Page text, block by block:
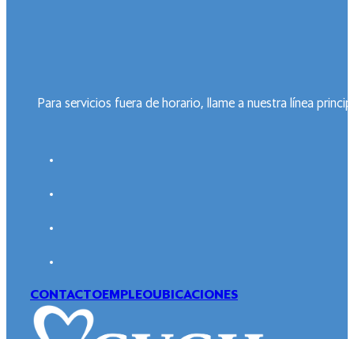
Para servicios fuera de horario, llame a nuestra línea
CONTACTOEMPLEOUBICACIONES